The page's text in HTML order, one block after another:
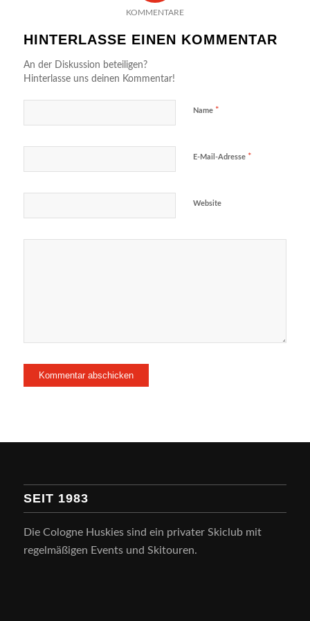
KOMMENTARE
HINTERLASSE EINEN KOMMENTAR
An der Diskussion beteiligen?
Hinterlasse uns deinen Kommentar!
Name *
E-Mail-Adresse *
Website
SEIT 1983
Die Cologne Huskies sind ein privater Skiclub mit
regelmäßigen Events und Skitouren.